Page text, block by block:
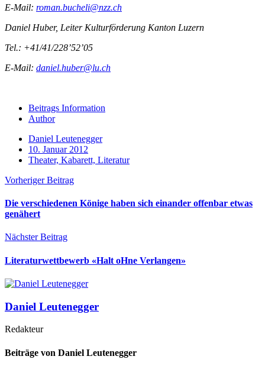
E-Mail: roman.bucheli@nzz.ch
Daniel Huber, Leiter Kulturförderung Kanton Luzern
Tel.: +41/41/228’52’05
E-Mail: daniel.huber@lu.ch
Beitrags Information
Author
Daniel Leutenegger
10. Januar 2012
Theater, Kabarett, Literatur
Vorheriger Beitrag
Die verschiedenen Könige haben sich einander offenbar etwas
genähert
Nächster Beitrag
Literaturwettbewerb «Halt oHne Verlangen»
Daniel Leutenegger
Redakteur
Beiträge von Daniel Leutenegger